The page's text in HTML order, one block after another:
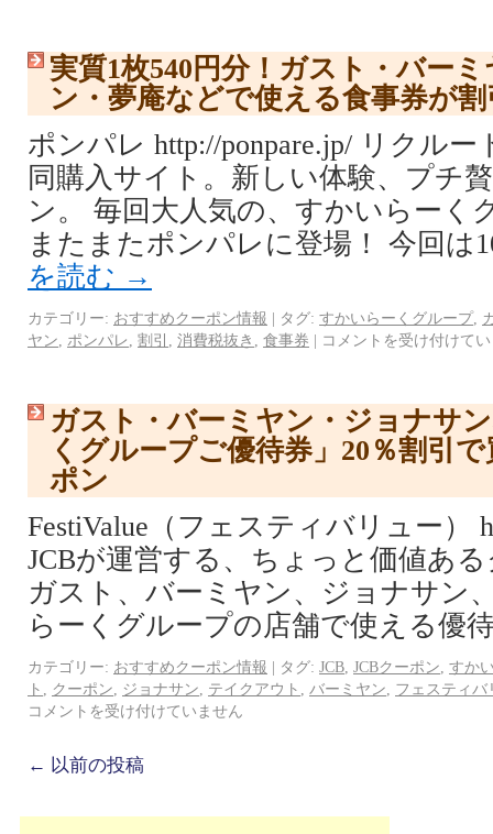
実質1枚540円分！ガスト・バー
ン・夢庵などで使える食事券が
ポンパレ http://ponpare.jp/ リクル
同購入サイト。新しい体験、プチ
ン。 毎回大人気の、すかいらーく
またまたポンパレに登場！ 今回
を読む →
カテゴリー: おすすめクーポン情報 | タグ: すかいらーくグループ,
ヤン
ポンパレ 割引 消費税抜き 食事券 | コメントを受け付けて
ガスト・バーミヤン・ジョナサ
くグループご優待券」20％割引
ポン
FestiValue（フェスティバリュー）
JCBが運営する、ちょっと価値あ
ガスト、バーミヤン、ジョナサン
らーくグループの店舗で使える優
カテゴリー: おすすめクーポン情報 | タグ: JCB JCBクーポン すか
ト
クーポン ジョナサン テイクアウト バーミヤン
フェスティバ
コメントを受け付けていません
← 以前の投稿